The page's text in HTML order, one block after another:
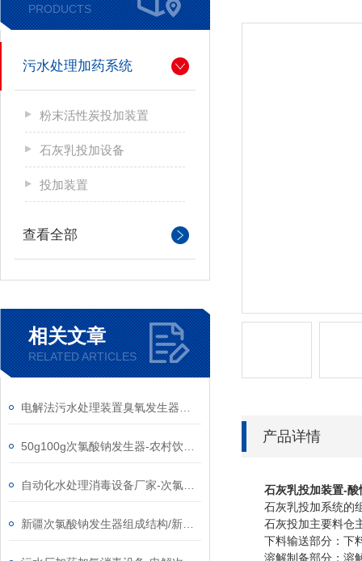
PRODUCTS
污水处理加药系统
粉末活性炭投加装置
石灰乳投加设备
投加装置
查看全部
相关文章
RELATED ARTICLES
产品详情
石灰乳投加装置-
石灰乳投加系统的
石灰投加主要料仓主
下料输送部分：下料
溶解制备部分：溶解